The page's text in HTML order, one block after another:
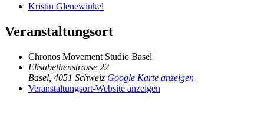
Kristin Glenewinkel
Veranstaltungsort
Chronos Movement Studio Basel
Elisabethenstrasse 22
Basel 4051 Schweiz Google Karte anzeigen
Veranstaltungsort-Website anzeigen